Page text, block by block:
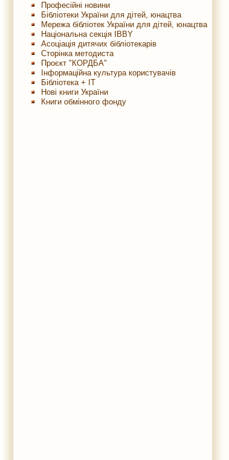
Професійні новини
Бібліотеки України для дітей, юнацтва
Мережа бібліотек України для дітей, юнацтва
Національна секція IBBY
Асоціація дитячих бібліотекарів
Сторінка методиста
Проєкт "КОРДБА"
Інформаційна культура користувачів
Бібліотека + IT
Нові книги України
Книги обмінного фонду